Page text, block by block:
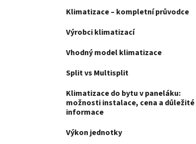
Klimatizace – kompletní průvodce
Výrobci klimatizací
Vhodný model klimatizace
Split vs Multisplit
Klimatizace do bytu v paneláku:
možnosti instalace, cena a důležité
informace
Výkon jednotky